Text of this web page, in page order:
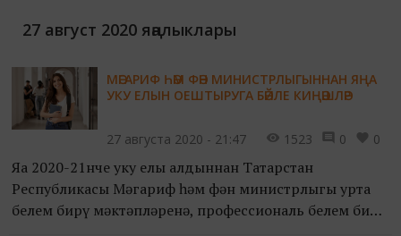
27 август 2020 яңалыклары
МӘГАРИФ ҺӘМ ФӘН МИНИСТРЛЫГЫННАН ЯҢА
УКУ ЕЛЫН ОЕШТЫРУГА БӘЙЛЕ КИҢӘШЛӘР
27 августа 2020 - 21:47 1523 0 0
Яңа 2020-21нче уку елы алдыннан Татарстан
Республикасы Мәгариф һәм фән министрлыгы урта
белем бирү мәктәпләренә, профессиональ белем бирү